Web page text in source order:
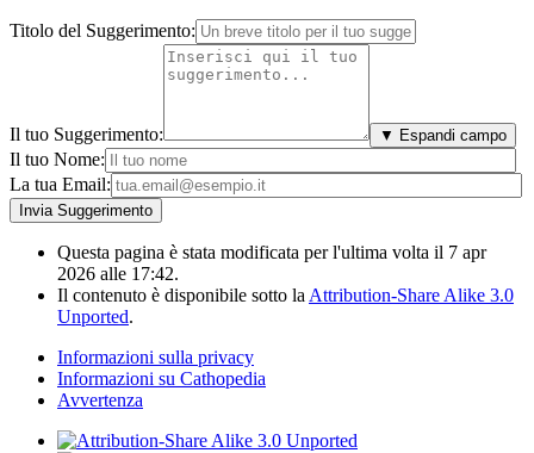
Titolo del Suggerimento:
Il tuo Suggerimento: ▼ Espandi campo
Il tuo Nome:
La tua Email:
Questa pagina è stata modificata per l'ultima volta il 7 apr
2026 alle 17:42.
Il contenuto è disponibile sotto la Attribution-Share Alike 3.0
Unported.
Informazioni sulla privacy
Informazioni su Cathopedia
Avvertenza